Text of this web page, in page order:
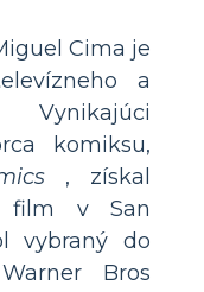
Cima je
a
Vynikajúci
komiksu,
, získal
film v San
vybraný do
Bros